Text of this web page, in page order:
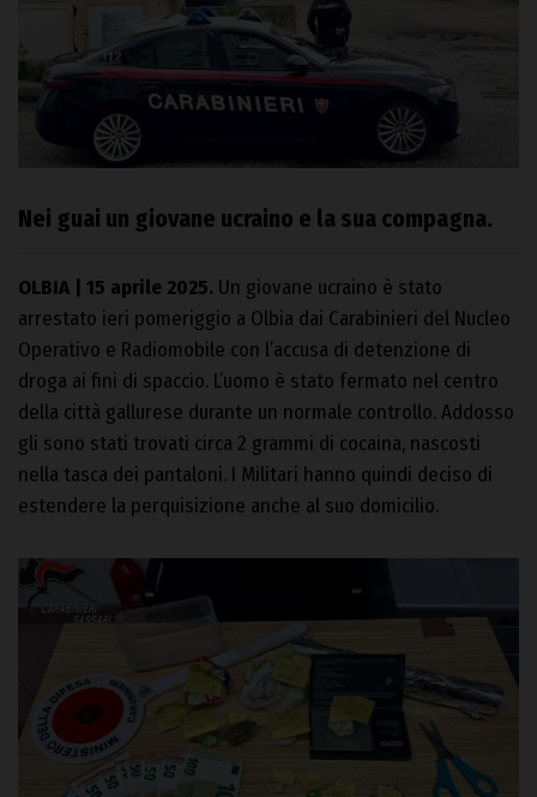
Nei guai un giovane ucraino e la sua compagna.
OLBIA | 15 aprile 2025. Un giovane ucraino è stato
arrestato ieri pomeriggio a Olbia dai Carabinieri del Nucleo
Operativo e Radiomobile con l’accusa di detenzione di
droga ai fini di spaccio. L’uomo è stato fermato nel centro
della città gallurese durante un normale controllo. Addosso
gli sono stati trovati circa 2 grammi di cocaina, nascosti
nella tasca dei pantaloni. I Militari hanno quindi deciso di
estendere la perquisizione anche al suo domicilio.